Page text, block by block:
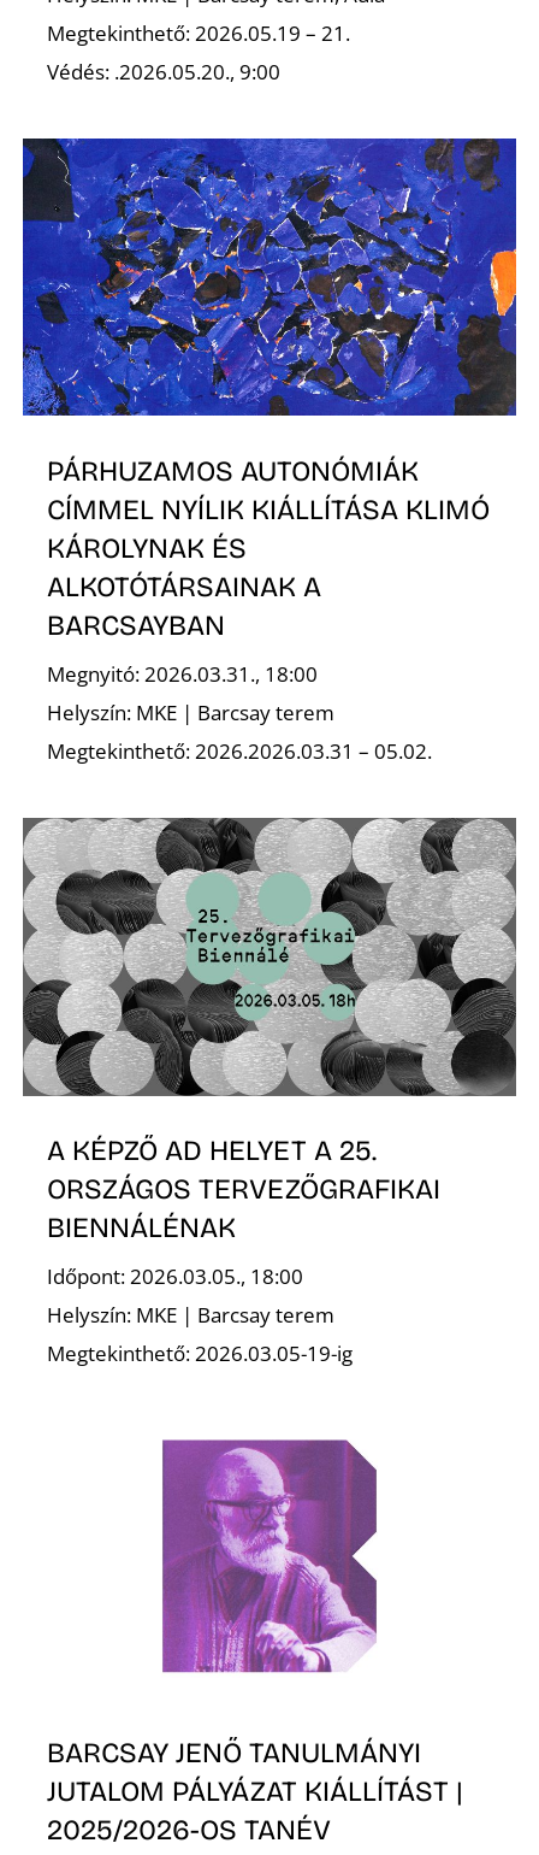
Megtekinthető: 2026.05.19 – 21.
Védés: .2026.05.20., 9:00
PÁRHUZAMOS AUTONÓMIÁK
CÍMMEL NYÍLIK KIÁLLÍTÁSA KLIMÓ
KÁROLYNAK ÉS
ALKOTÓTÁRSAINAK A
BARCSAYBAN
Megnyitó: 2026.03.31., 18:00
Helyszín: MKE | Barcsay terem
Megtekinthető: 2026.2026.03.31 – 05.02.
A KÉPZŐ AD HELYET A 25.
ORSZÁGOS TERVEZŐGRAFIKAI
BIENNÁLÉNAK
Időpont: 2026.03.05., 18:00
Helyszín: MKE | Barcsay terem
Megtekinthető: 2026.03.05-19-ig
BARCSAY JENŐ TANULMÁNYI
JUTALOM PÁLYÁZAT KIÁLLÍTÁST |
2025/2026-OS TANÉV